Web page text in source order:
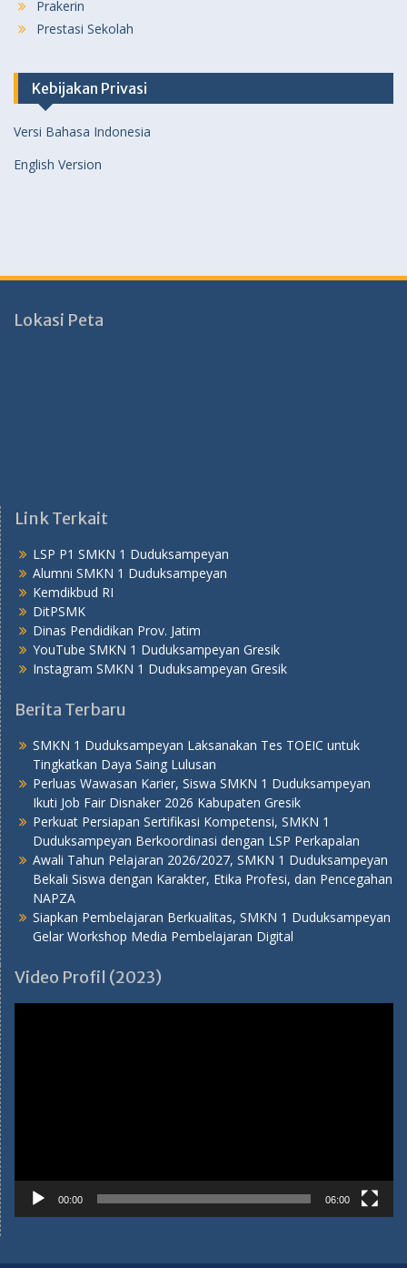
Prakerin
Prestasi Sekolah
Kebijakan Privasi
Versi Bahasa Indonesia
English Version
Lokasi Peta
Link Terkait
LSP P1 SMKN 1 Duduksampeyan
Alumni SMKN 1 Duduksampeyan
Kemdikbud RI
DitPSMK
Dinas Pendidikan Prov. Jatim
YouTube SMKN 1 Duduksampeyan Gresik
Instagram SMKN 1 Duduksampeyan Gresik
Berita Terbaru
SMKN 1 Duduksampeyan Laksanakan Tes TOEIC untuk
Tingkatkan Daya Saing Lulusan
Perluas Wawasan Karier, Siswa SMKN 1 Duduksampeyan
Ikuti Job Fair Disnaker 2026 Kabupaten Gresik
Perkuat Persiapan Sertifikasi Kompetensi, SMKN 1
Duduksampeyan Berkoordinasi dengan LSP Perkapalan
Awali Tahun Pelajaran 2026/2027, SMKN 1 Duduksampeyan
Bekali Siswa dengan Karakter, Etika Profesi, dan Pencegahan
NAPZA
Siapkan Pembelajaran Berkualitas, SMKN 1 Duduksampeyan
Gelar Workshop Media Pembelajaran Digital
Video Profil (2023)
00:00 06:00